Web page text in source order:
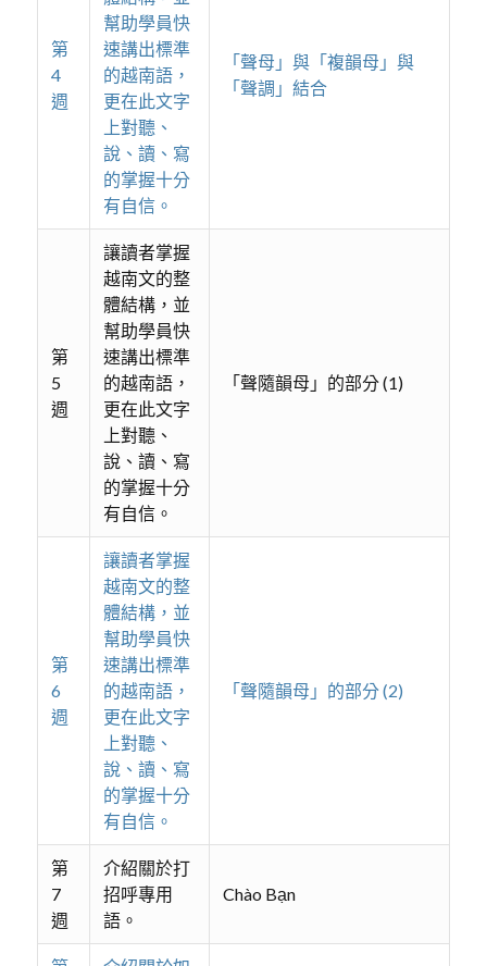
第
4
週
幫助學員快
速講出標準
的越南語，
更在此文字
上對聽、
說、讀、寫
的掌握十分
有自信。
「聲母」與「複韻母」與
「聲調」結合
第
5
週
讓讀者掌握
越南文的整
體結構，並
幫助學員快
速講出標準
的越南語，
更在此文字
上對聽、
說、讀、寫
的掌握十分
有自信。
「聲隨韻母」的部分 (1)
第
6
週
讓讀者掌握
越南文的整
體結構，並
幫助學員快
速講出標準
的越南語，
更在此文字
上對聽、
說、讀、寫
的掌握十分
有自信。
「聲隨韻母」的部分 (2)
第
7
週
介紹關於打
招呼專用
語。
Chào Bạn